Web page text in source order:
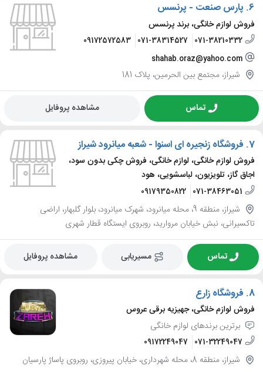
6. پارس صنعت - پرنسس
فروش لوازم خانگی، برند پرنسس
071-38210332
071-38314527
09172572583
shahab.oraz@yahoo.com
شیراز، مجتمع بین الحرمین، پلاک 181
تماس مشاهده پروفایل
7. فروشگاه زنجیره ای اسنوا - شعبه میانرود شیراز
فروش لوازم خانگی، لوازم خانگی، فروش چکی بدون سود،
اجاق گاز، تلویزیون، لباسشویی، هود
071-38463051
09179350822
شیراز، منطقه 9، محله میانرود، شهرک میانرود، بلوار گلبهار، اراضی
تاکسیرانی، نبش خیابان مروارید، روبروی ایستگاه قطار شهری
تماس مسیریابی مشاهده پروفایل
8. فروشگاه زارع
فروش لوازم خانگی، جهیزیه برقی عروس
برترین برندهای لوازم خانگی
071-32249047
09172249047
شیراز، منطقه 8، محله شهرداری، خیابان پیروزی، روبروی پاساژ پارسیان